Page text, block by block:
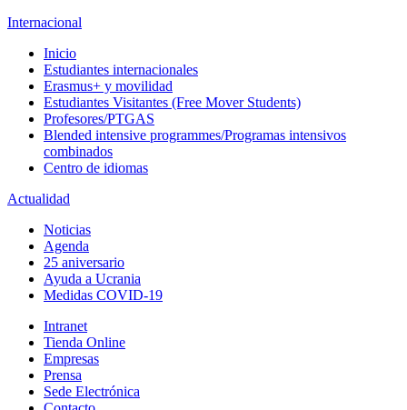
Internacional
Inicio
Estudiantes internacionales
Erasmus+ y movilidad
Estudiantes Visitantes (Free Mover Students)
Profesores/PTGAS
Blended intensive programmes/Programas intensivos
combinados
Centro de idiomas
Actualidad
Noticias
Agenda
25 aniversario
Ayuda a Ucrania
Medidas COVID-19
Intranet
Tienda Online
Empresas
Prensa
Sede Electrónica